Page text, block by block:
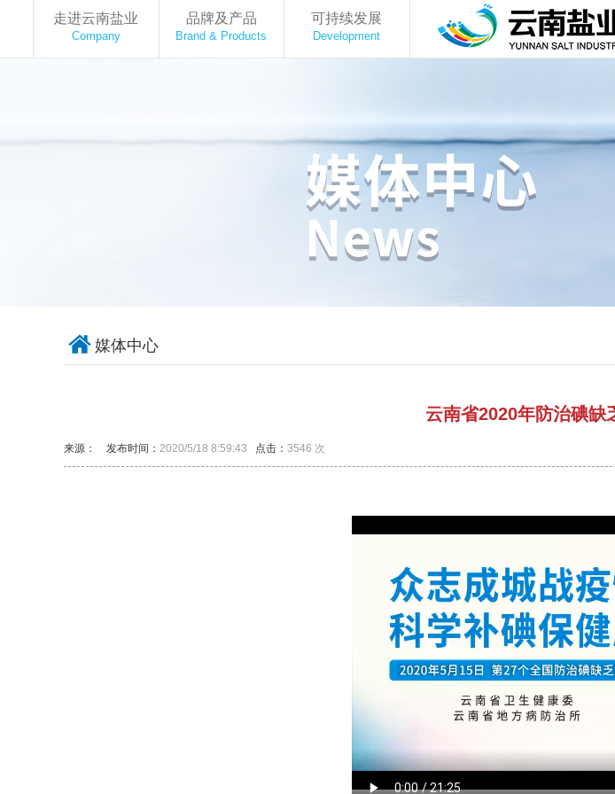
走进云南盐业
Company
品牌及产品
Brand & Products
可持续发展
Development
媒体中心
云南省2020年防治碘缺
来源： 发布时间： 2020/5/18 8:59:43 点击： 3546 次